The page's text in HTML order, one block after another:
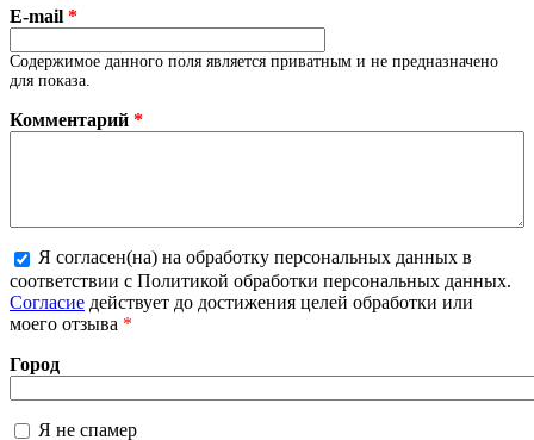
E-mail *
Содержимое данного поля является приватным и не предназначено
для показа.
Комментарий *
Более подробная информация о текстовых форматах
Я согласен(на) на обработку персональных данных в
соответствии с Политикой обработки персональных данных.
Согласие действует до достижения целей обработки или
моего отзыва *
Город
Я не спамер